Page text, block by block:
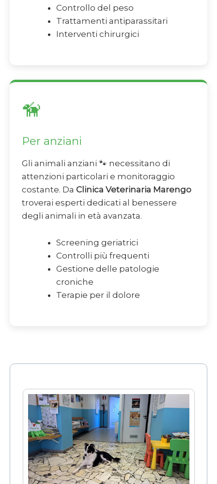
Controllo del peso
Trattamenti antiparassitari
Interventi chirurgici
🦮
Per anziani
Gli animali anziani 🐾 necessitano di
attenzioni particolari e monitoraggio
costante. Da Clinica Veterinaria Marengo
troverai esperti dedicati al benessere
degli animali in età avanzata.
Screening geriatrici
Controlli più frequenti
Gestione delle patologie
croniche
Terapie per il dolore